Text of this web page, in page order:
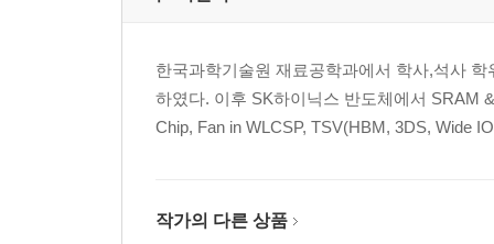
한국과학기술원 재료공학과에서 학사,석사
하였다. 이후 SK하이닉스 반도체에서 SRAM
Chip, Fan in WLCSP, TSV(HBM, 3DS, Wide
작가의 다른 상품